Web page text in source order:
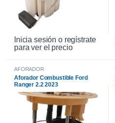
Inicia sesión o regístrate
para ver el precio
AFORADOR
Aforador Combustible Ford
Ranger 2.2 2023